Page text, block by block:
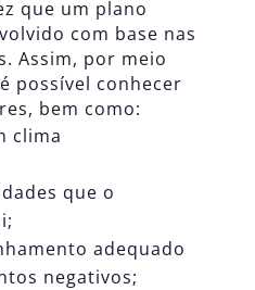
que um plano
com base nas
Assim, por meio
possível conhecer
bem como:
clima
que o
adequado
negativos;